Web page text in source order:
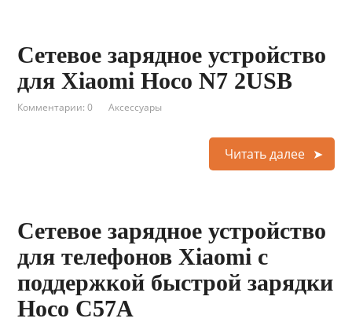
Сетевое зарядное устройство
для Xiaomi Hoco N7 2USB
Комментарии: 0 Аксессуары
Читать далее
Сетевое зарядное устройство
для телефонов Xiaomi с
поддержкой быстрой зарядки
Hoco C57A